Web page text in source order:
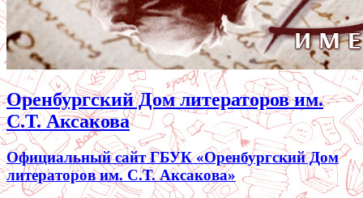
Оренбургский Дом литераторов им.
С.Т. Аксакова
Официальный сайт ГБУК «Оренбургский Дом
литераторов им. С.Т. Аксакова»